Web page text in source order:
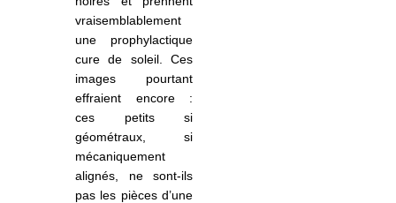
vraisemblablement
une prophylactique
cure de soleil. Ces
images pourtant
effraient encore :
ces petits si
géométraux, si
mécaniquement
alignés, ne sont-ils
pas les pièces d’une